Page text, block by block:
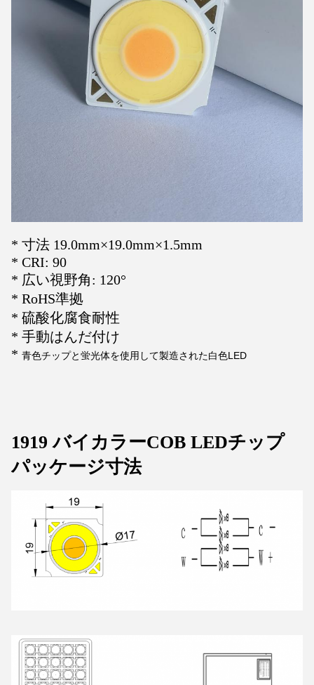
* 寸法 19.0mm×19.0mm×1.5mm
* CRI: 90
* 広い視野角: 120°
* RoHS準拠
* 硫酸化腐食耐性
* 手動はんだ付け
* 青色チップと蛍光体を使用して製造された白色LED
1919 バイカラーCOB LEDチップ
パッケージ寸法